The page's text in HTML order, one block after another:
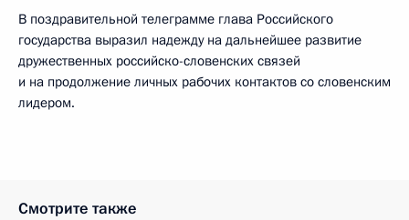
В поздравительной телеграмме глава Российского
государства выразил надежду на дальнейшее развитие
дружественных российско-словенских связей
и на продолжение личных рабочих контактов со словенским
лидером.
Смотрите также